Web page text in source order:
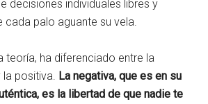
decisiones individuales libres y
cada palo aguante su vela.
teoría, ha diferenciado entre la
positiva. La negativa, que es en su
es la libertad de que nadie te